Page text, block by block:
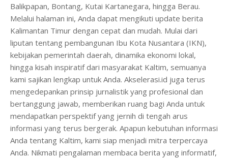
Balikpapan, Bontang, Kutai Kartanegara, hingga Berau.
Melalui halaman ini, Anda dapat mengikuti update berita
Kalimantan Timur dengan cepat dan mudah. Mulai dari
liputan tentang pembangunan Ibu Kota Nusantara (IKN),
kebijakan pemerintah daerah, dinamika ekonomi lokal,
hingga kisah inspiratif dari masyarakat Kaltim, semuanya
kami sajikan lengkap untuk Anda. Akselerasi.id juga terus
mengedepankan prinsip jurnalistik yang profesional dan
bertanggung jawab, memberikan ruang bagi Anda untuk
mendapatkan perspektif yang jernih di tengah arus
informasi yang terus bergerak. Apapun kebutuhan informasi
Anda tentang Kaltim, kami siap menjadi mitra terpercaya
Anda. Nikmati pengalaman membaca berita yang informatif,